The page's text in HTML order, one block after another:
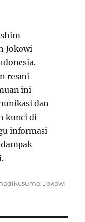
Jokowi
resmi
ini
dan
kunci di
informasi
,Jokowi